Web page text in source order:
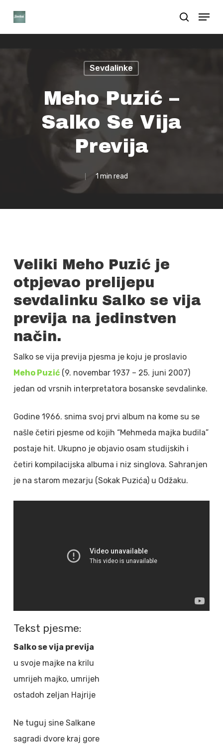
search
Menu
Sevdalinke
Meho Puzić –
Salko Se Vija
Previja
1 min read
Veliki Meho Puzić je
otpjevao prelijepu
sevdalinku Salko se vija
previja na jedinstven
način.
Salko se vija previja pjesma je koju je proslavio
Meho Puzić(9. novembar 1937 – 25. juni 2007)
jedan od vrsnih interpretatora bosanske sevdalinke.
Godine 1966. snima svoj prvi album na kome su se
našle četiri pjesme od kojih “Mehmeda majka budila”
postaje hit. Ukupno je objavio osam studijskih i
četiri kompilacijska albuma i niz singlova. Sahranjen
je na starom mezarju (Sokak Puzića) u Odžaku.
Tekst pjesme:
Salko se vija previja
u svoje majke na krilu
umrijeh majko, umrijeh
ostadoh zeljan Hajrije
Ne tuguj sine Salkane
sagradi dvore kraj gore
Close